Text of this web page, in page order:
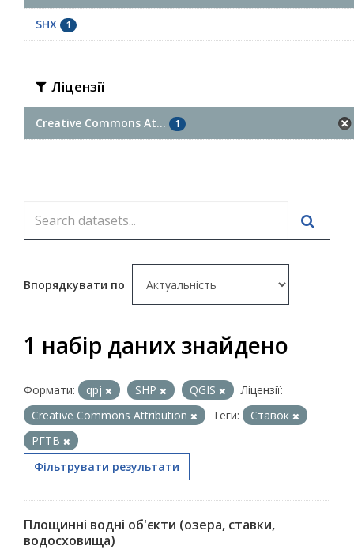
SHX 1
Ліцензії
Creative Commons At... 1
Впорядкувати по
1 набір даних знайдено
Формати: qpj SHP QGIS
Ліцензії:
Creative Commons Attribution
Теги:
Ставок
РГТВ
Фільтрувати результати
Площинні водні об'єкти (озера, ставки,
водосховища)